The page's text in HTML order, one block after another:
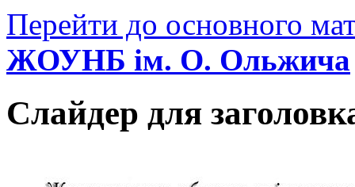
Перейти до основного
ЖОУНБ ім. О. Ольжича
Слайдер для